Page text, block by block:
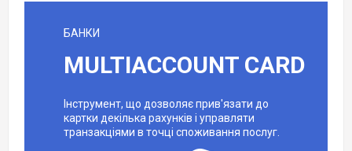
БАНКИ
MULTIACCOUNT CARD
Інструмент, що дозволяє прив'язати до
картки декілька рахунків і управляти
транзакціями в точці споживання послуг.